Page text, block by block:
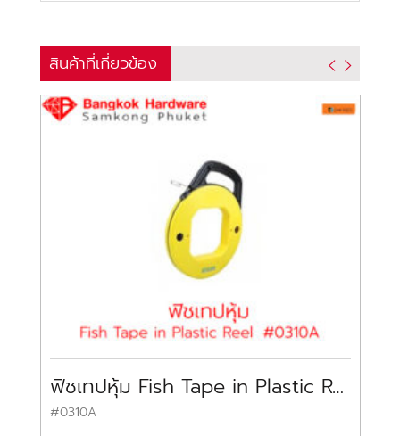
สินค้าที่เกี่ยวข้อง
ฟิชเทปหุ้ม Fish Tape in Plastic Reel SAMROCK
#0310A